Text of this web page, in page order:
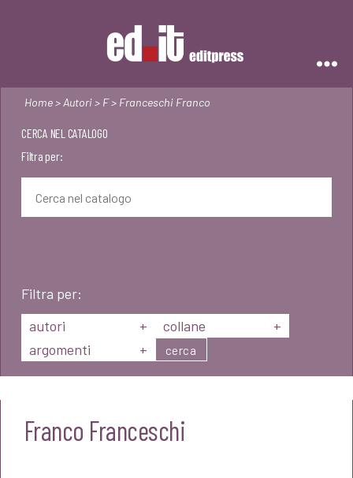
Home> Autori> F> Franceschi Franco
CERCA NEL CATALOGO
Filtra per:
Filtra per:
autori
+ collane
+
argomenti
+ cerca
Franco Franceschi